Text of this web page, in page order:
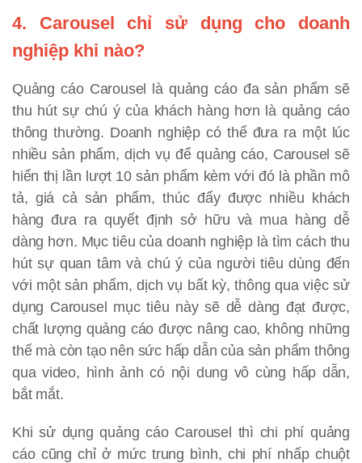
4. Carousel chỉ sử dụng cho doanh
nghiệp khi nào?
Quảng cáo Carousel là quảng cáo đa sản phẩm sẽ
thu hút sự chú ý của khách hàng hơn là quảng cáo
thông thường. Doanh nghiệp có thể đưa ra một lúc
nhiều sản phẩm, dịch vụ để quảng cáo, Carousel sẽ
hiển thị lần lượt 10 sản phẩm kèm với đó là phần mô
tả, giá cả sản phẩm, thúc đẩy được nhiều khách
hàng đưa ra quyết định sở hữu và mua hàng dễ
dàng hơn. Mục tiêu của doanh nghiệp là tìm cách thu
hút sự quan tâm và chú ý của người tiêu dùng đến
với một sản phẩm, dịch vụ bất kỳ, thông qua việc sử
dụng Carousel mục tiêu này sẽ dễ dàng đạt được,
chất lượng quảng cáo được nâng cao, không những
thế mà còn tạo nên sức hấp dẫn của sản phẩm thông
qua video, hình ảnh có nội dung vô cùng hấp dẫn,
bắt mắt.
Khi sử dụng quảng cáo Carousel thì chi phí quảng
cáo cũng chỉ ở mức trung bình, chi phí nhấp chuột